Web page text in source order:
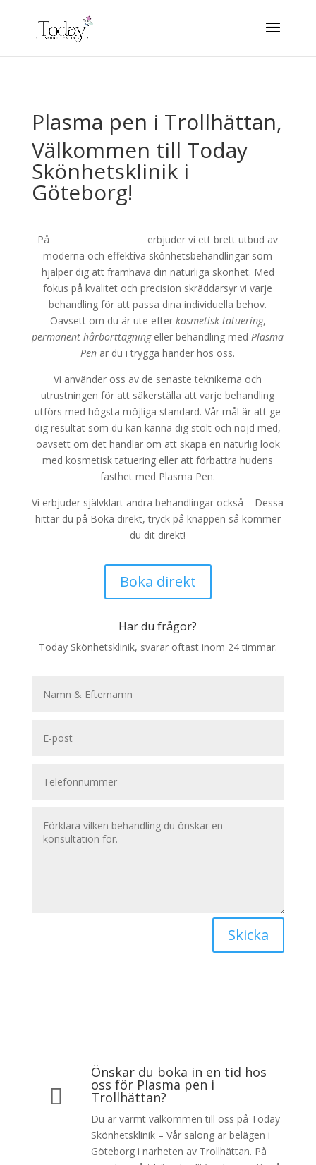
Plasma pen i Trollhättan,
Välkommen till Today
Skönhetsklinik i
Göteborg!
På
erbjuder vi ett brett utbud av
moderna och effektiva skönhetsbehandlingar som
hjälper dig att framhäva din naturliga skönhet. Med
fokus på kvalitet och precision skräddarsyr vi varje
behandling för att passa dina individuella behov.
Oavsett om du är ute efter kosmetisk tatuering,
permanent hårborttagningeller behandling medPlasma
Pen är du i trygga händer hos oss.
Vi använder oss av de senaste teknikerna och
utrustningen för att säkerställa att varje behandling
utförs med högsta möjliga standard. Vår mål är att ge
dig resultat som du kan känna dig stolt och nöjd med,
oavsett om det handlar om att skapa en naturlig look
med kosmetisk tatuering eller att förbättra hudens
fasthet med Plasma Pen.
Vi erbjuder självklart andra behandlingar också – Dessa
hittar du på Boka direkt, tryck på knappen så kommer
du dit direkt!
Boka direkt
Har du frågor?
Today Skönhetsklinik, svarar oftast inom 24 timmar.
Skicka

Önskar du boka in en tid hos
oss för Plasma pen i
Trollhättan?
Du är varmt välkommen till oss på Today
Skönhetsklinik – Vår salong är belägen i
Göteborg i närheten av Trollhättan. På